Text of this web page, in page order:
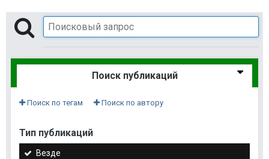
Поиск публикаций
Поиск по тегам Поиск по автору
Тип публикаций
Везде